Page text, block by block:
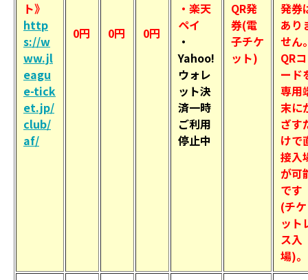
ト》
http
s://w
ww.jl
eagu
e-tick
et.jp/
club/
af/
0円 0円 0円
・楽天
ペイ
・
Yahoo!
ウォレ
ット決
済一時
ご利用
停止中
QR発
券(電
子チケ
ット)
発券
あり
せん
QRコ
ード
専用
末に
ざす
けで
接入
が可
です
(チケ
ット
ス入
場)。